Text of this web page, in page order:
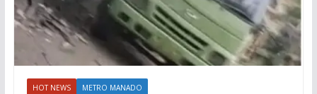
HOT NEWS METRO MANADO